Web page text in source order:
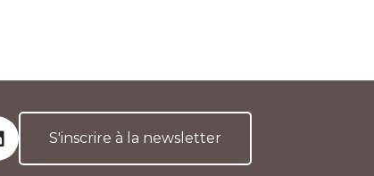
S'inscrire à la newsletter